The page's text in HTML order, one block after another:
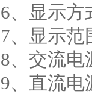
6、显示方
7、显示范
8、交流电
9、直流电